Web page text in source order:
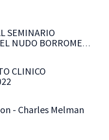
SEMINARIO
NUDO BORROMEO
Pitavy
CLINICO
- Charles Melman